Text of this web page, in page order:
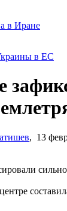
в Иране
в ЕС
, 13